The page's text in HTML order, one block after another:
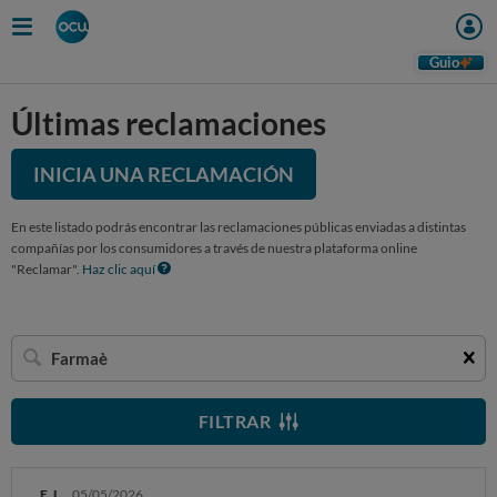
Guio
Últimas reclamaciones
INICIA UNA RECLAMACIÓN
En este listado podrás encontrar las reclamaciones públicas enviadas a distintas
compañías por los consumidores a través de nuestra plataforma online
"Reclamar". Haz clic aquí
Buscar
una
empresa
FILTRAR